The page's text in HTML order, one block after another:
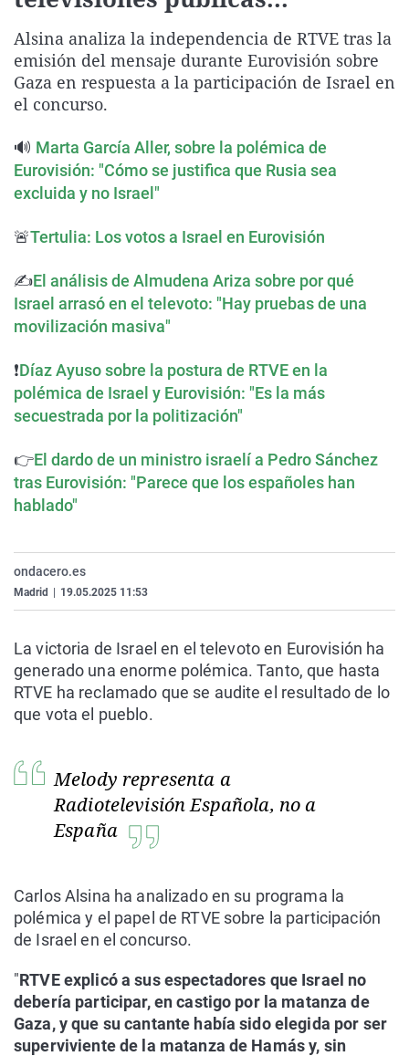
Gente viajera
Como el perro y el
Retornados
Equipo de
Galicia
La Rioja
País Vasco
Televisión
Elecciones
Alsina analiza la independencia de RTVE tras la
emisión del mensaje durante Eurovisión sobre
Gaza en respuesta a la participación de Israel en
el concurso.
🔊 Marta García Aller, sobre la polémica de
Eurovisión: "Cómo se justifica que Rusia sea
excluida y no Israel"
🚨Tertulia: Los votos a Israel en Eurovisión
✍️El análisis de Almudena Ariza sobre por qué
Israel arrasó en el televoto: "Hay pruebas de una
movilización masiva"
❗Díaz Ayuso sobre la postura de RTVE en la
polémica de Israel y Eurovisión: "Es la más
secuestrada por la politización"
👉El dardo de un ministro israelí a Pedro Sánchez
tras Eurovisión: "Parece que los españoles han
hablado"
ondacero.es
Madrid 19.05.2025 11:53
La victoria de Israel en el televoto en Eurovisión ha
generado una enorme polémica. Tanto, que hasta
RTVE ha reclamado que se audite el resultado de lo
que vota el pueblo.
Melody representa a
Radiotelevisión Española, no a
España
Carlos Alsina ha analizado en su programa la
polémica y el papel de RTVE sobre la participación
de Israel en el concurso.
"RTVE explicó a sus espectadores que Israel no
debería participar, en castigo por la matanza de
Gaza, y que su cantante había sido elegida por ser
superviviente de la matanza de Hamás y, sin